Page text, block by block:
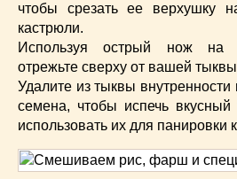
Французская кухня(22)
Хлеб(21)
Что приготовить из тыквы(14)
Что приготовить на завтрак?
Что приготовить на ужин?
(254)
Японская кухня(16)
чтобы срезать ее верхушку
кастрюли.
Используя острый нож на
отрежьте сверху от вашей
Удалите из тыквы
семена, чтобы испечь вкусный
использовать их для панировки